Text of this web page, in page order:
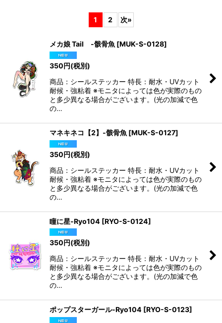
1 2 次»
メカ娘 Tail -骸骨魚 [MUK-S-0128]
350円(税別)
商品：シールステッカー 特長：耐水・UVカット
耐候・強粘着 ※モニタによっては色が実際のもの
と多少異なる場合がございます。(光の加減で色
の…
マネキネコ【2】-骸骨魚 [MUK-S-0127]
350円(税別)
商品：シールステッカー 特長：耐水・UVカット
耐候・強粘着 ※モニタによっては色が実際のもの
と多少異なる場合がございます。(光の加減で色
の…
瞳に星-Ryo104 [RYO-S-0124]
350円(税別)
商品：シールステッカー 特長：耐水・UVカット
耐候・強粘着 ※モニタによっては色が実際のもの
と多少異なる場合がございます。(光の加減で色
の…
ポップスターガール-Ryo104 [RYO-S-0123]